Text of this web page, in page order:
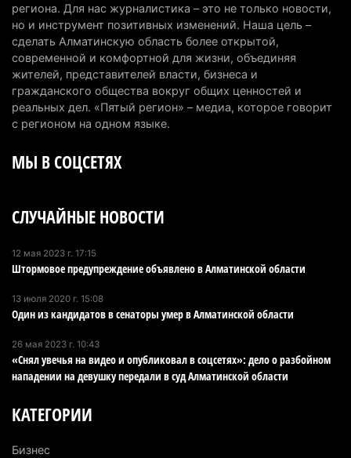
Сильнейшие дзюдоисты мира приехали на
сборы в Алматинскую область
6 августа 2026 г. 12:12
Первый раз с ИИ в первый класс: казахстанских
первоклассников начнут учить искусственному
интеллекту
Казахстанцы назвали доход, при котором не
6 августа 2026 г. 09:52
Пожар в Аксайском ущелье под Алматы
полностью ликвидирован спустя три дня
Минэкологии опровергло фото тигра возле села
в Алматинской области
5 августа 2026 г. 17:06 221
мировом рейтинге благополучия
региона. Для нас журналистика – это не только новости,
но и инструмент позитивных изменений. Наша цель –
сделать Алматинскую область более открытой,
современной и комфортной для жизни, объединяя
жителей, представителей власти, бизнеса и
гражданского общества вокруг общих ценностей и
реальных дел. «Пятый регион» – медиа, которое говорит
с регионом на одном языке.
МЫ В СОЦСЕТЯХ
СЛУЧАЙНЫЕ НОВОСТИ
12 мая 2023 г. 17:15
Штормовое предупреждение объявлено в Алматинской области
13 июля 2020 г. 15:08
Один из кандидатов в сенаторы умер в Алматинской области
26 мая 2023 г. 10:43
«Снял увечья на видео и опубликовал в соцсетях»: дело о разбойном
нападении на девушку передали в суд Алматинской области
КАТЕГОРИИ
Бизнес